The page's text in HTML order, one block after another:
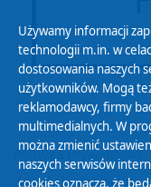
Polityka Prywatności
Zasady korzystania z
Używamy informacji
technologii m.in. w
dostosowania naszych
użytkowników. Mogą
reklamodawcy, firmy
multimedialnych. W
można zmienić
naszych serwisów
cookies oznacza, że